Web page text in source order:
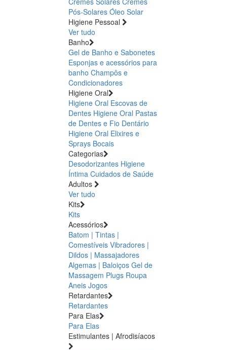
Pós-Solares Óleo Solar
Higiene Pessoal
Ver tudo
Banho
Gel de Banho e Sabonetes
Esponjas e acessórios para
banho Champôs e
Condicionadores
Higiene Oral
Higiene Oral Escovas de
Dentes Higiene Oral Pastas
de Dentes e Fio Dentário
Higiene Oral Elixires e
Sprays Bocais
Categorias
Desodorizantes Higiene
Íntima Cuidados de Saúde
Adultos
Ver tudo
Kits
Kits
Acessórios
Batom | Tintas |
Comestíveis Vibradores |
Dildos | Massajadores
Algemas | Baloiços Gel de
Massagem Plugs Roupa
Aneis Jogos
Retardantes
Retardantes
Para Elas
Para Elas
Estimulantes | Afrodisíacos